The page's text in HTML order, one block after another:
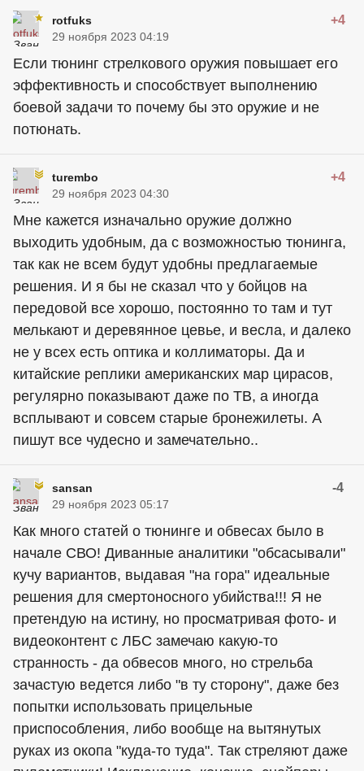
rotfuks +4
29 ноября 2023 04:19
Если тюнинг стрелкового оружия повышает его
эффективность и способствует выполнению
боевой задачи то почему бы это оружие и не
потюнать.
turembo +4
29 ноября 2023 04:30
Мне кажется изначально оружие должно
выходить удобным, да с возможностью тюнинга,
так как не всем будут удобны предлагаемые
решения. И я бы не сказал что у бойцов на
передовой все хорошо, постоянно то там и тут
мелькают и деревянное цевье, и весла, и далеко
не у всех есть оптика и коллиматоры. Да и
китайские реплики американских мар цирасов,
регулярно показывают даже по ТВ, а иногда
всплывают и совсем старые бронежилеты. А
пишут все чудесно и замечательно..
sansan -4
29 ноября 2023 05:17
Как много статей о тюнинге и обвесах было в
начале СВО! Диванные аналитики "обсасывали"
кучу вариантов, выдавая "на гора" идеальные
решения для смертоносного убийства!!! Я не
претендую на истину, но просматривая фото- и
видеоконтент с ЛБС замечаю какую-то
странность - да обвесов много, но стрельба
зачастую ведется либо "в ту сторону", даже без
попытки использовать прицельные
приспособления, либо вообще на вытянутых
руках из окопа "куда-то туда". Так стреляют даже